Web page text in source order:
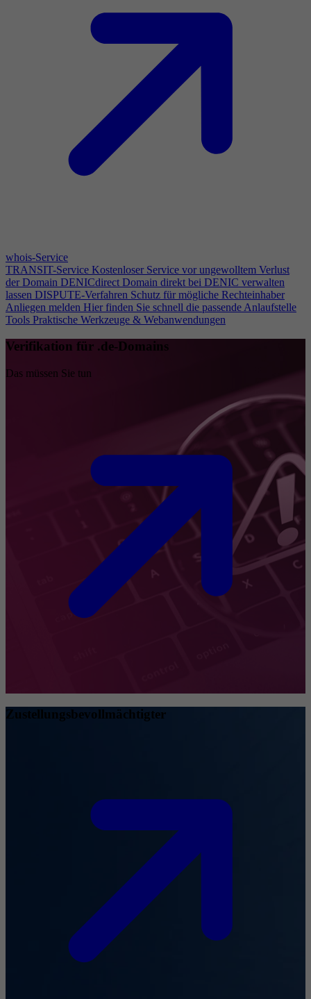
whois-Service
TRANSIT-Service Kostenloser Service vor ungewolltem Verlust
der Domain DENICdirect Domain direkt bei DENIC verwalten
lassen DISPUTE-Verfahren Schutz für mögliche Rechteinhaber
Anliegen melden Hier finden Sie schnell die passende Anlaufstelle
Tools Praktische Werkzeuge & Webanwendungen
Verifikation für .de-Domains
Das müssen Sie tun
Zustellungsbevollmächtigter